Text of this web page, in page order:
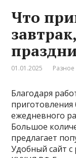
Что
01.01.2025 Разное
Благодаря
ежедневного
Большое
предлагает
Удобный сайт с